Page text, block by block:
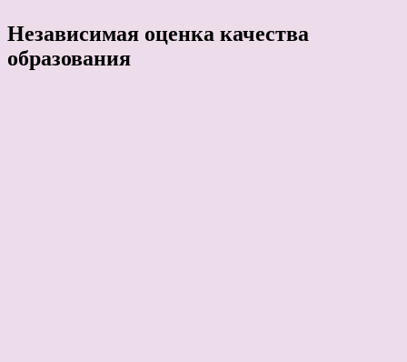
Независимая оценка качества
образования